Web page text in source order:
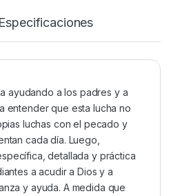
Especificaciones
ayudando a los padres y a
entender que esta lucha no
luchas con el pecado y
cada día. Luego,
detallada y práctica
a acudir a Dios y a
y ayuda. A medida que